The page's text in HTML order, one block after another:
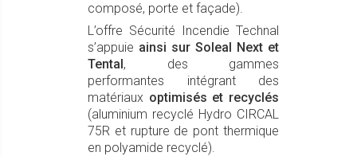
composé, porte et façade).
L’offre Sécurité Incendie Technal
s’appuie ainsi sur Soleal Next et
Tental, des gammes
performantes intégrant des
matériaux optimisés et recyclés
(aluminium recyclé Hydro CIRCAL
75R et rupture de pont thermique
en polyamide recyclé).